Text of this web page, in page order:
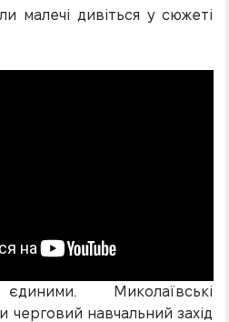
малечі дивіться у сюжеті
Миколаївські
черговий навчальний захід